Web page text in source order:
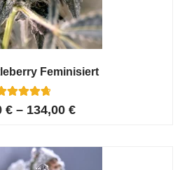
Feminisiert
mit
4.80
auf
Kundenbewe
rtungen
€ – 134,00 €